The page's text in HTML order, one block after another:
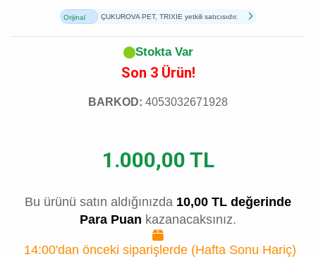
Orijinal
ÇUKUROVA PET, TRIXIE yetkili satıcısıdır.
Stokta Var
Son 3 Ürün!
BARKOD: 4053032671928
1.000,00 TL
Bu ürünü satın aldığınızda 10,00 TL değerinde
Para Puan kazanacaksınız.
14:00'dan önceki siparişlerde (Hafta Sonu Hariç)